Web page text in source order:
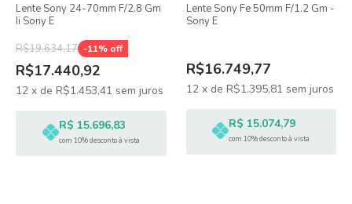
Lente Sony 24-70mm F/2.8 Gm
Ii Sony E
R$19.634,17 -11% off
R$17.440,92
12 x de R$1.453,41 sem juros
R$ 15.696,83
com 10% desconto à vista
Lente Sony Fe 50mm F/1.2 Gm -
Sony E
R$16.749,77
12 x de R$1.395,81 sem juros
R$ 15.074,79
com 10% desconto à vista